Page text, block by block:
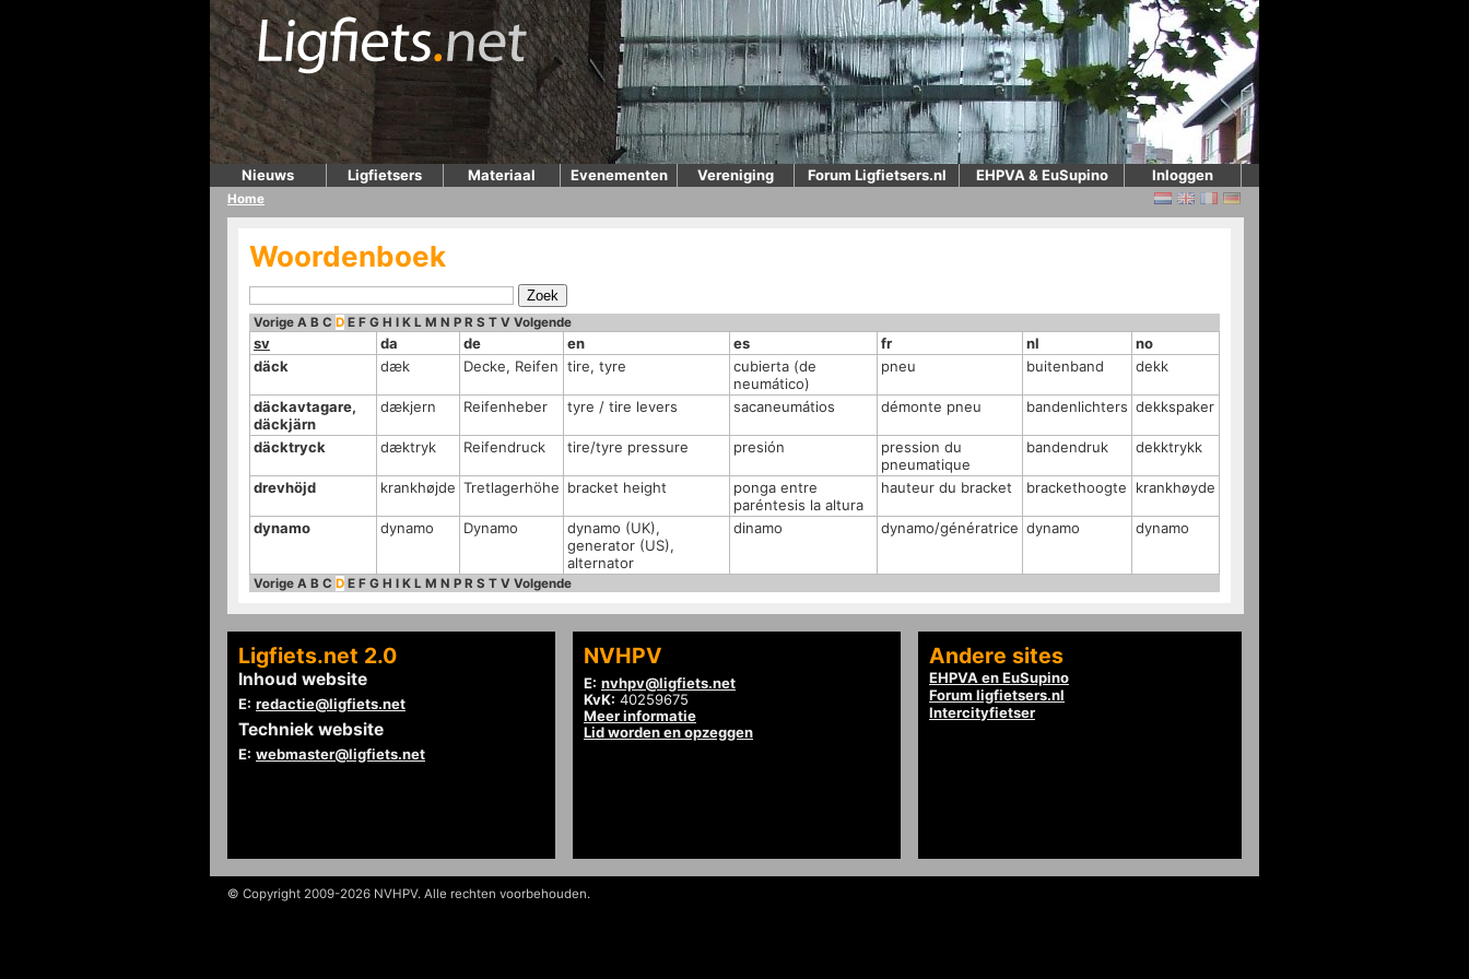
Nieuws Ligfietsers Materiaal Evenementen Vereniging Forum Ligfietsers.nl EHPVA & EuSupino Inloggen
Home
Woordenboek
Vorige A B C D E F G H I K L M N P R S T V Volgende
sv da de en es fr nl
no
däck
dæk Decke, Reifen tire, tyre
cubierta (de
neumático)
pneu buitenband dekk
däckavtagare,
däckjärn
dækjern Reifenheber tyre / tire levers sacaneumátios démonte pneu bandenlichters dekkspaker
däcktryck dæktryk Reifendruck tire/tyre pressure presión
pression du
pneumatique
bandendruk dekktrykk
drevhöjd krankhøjde Tretlagerhöhe bracket height
ponga entre
paréntesis la altura
hauteur du bracket brackethoogte krankhøyde
dynamo dynamo Dynamo
dynamo (UK),
generator (US),
alternator
dinamo dynamo/génératrice dynamo dynamo
Vorige A B C D E F G H I K L M N P R S T V Volgende
Ligfiets.net 2.0
Inhoud website
E: redactie@ligfiets.net
Techniek website
E: webmaster@ligfiets.net
NVHPV
E: nvhpv@ligfiets.net
KvK: 40259675
Meer informatie
Lid worden en opzeggen
Andere sites
EHPVA en EuSupino
Forum ligfietsers.nl
Intercityfietser
© Copyright 2009-2026 NVHPV. Alle rechten voorbehouden.